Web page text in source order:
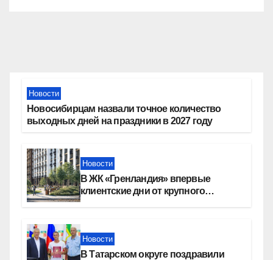
Новости
Новосибирцам назвали точное количество
выходных дней на праздники в 2027 году
Новости
В ЖК «Гренландия» впервые
клиентские дни от крупного
Новости
В Татарском округе поздравили